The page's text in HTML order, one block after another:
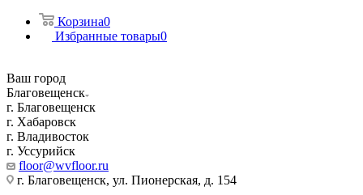
Корзина0
Избранные товары0
Ваш город
Благовещенск
г. Благовещенск
г. Хабаровск
г. Владивосток
г. Уссурийск
floor@wvfloor.ru
г. Благовещенск, ул. Пионерская, д. 154